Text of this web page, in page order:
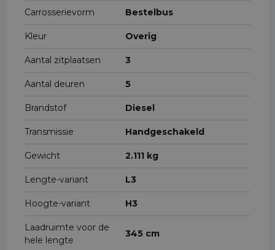
Carrosserievorm Bestelbus
Kleur Overig
Aantal zitplaatsen 3
Aantal deuren 5
Brandstof Diesel
Transmissie Handgeschakeld
Gewicht 2.111 kg
Lengte-variant L3
Hoogte-variant H3
Laadruimte voor de
hele lengte
345 cm